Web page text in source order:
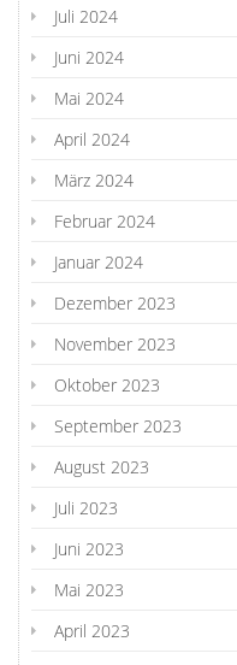
Juli 2024
Juni 2024
Mai 2024
April 2024
März 2024
Februar 2024
Januar 2024
Dezember 2023
November 2023
Oktober 2023
September 2023
August 2023
Juli 2023
Juni 2023
Mai 2023
April 2023